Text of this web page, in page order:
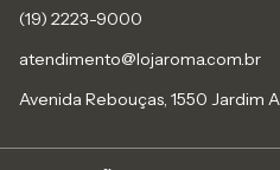
(19) 2223-9000
atendimento@lojaroma.com.br
Avenida Rebouças, 1550 Jardim